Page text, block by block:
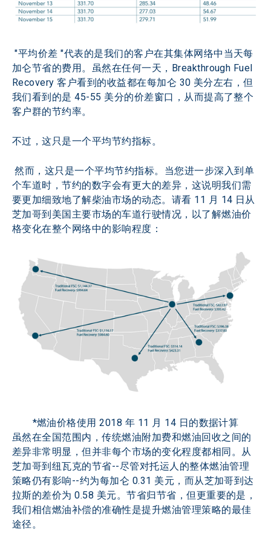
"平均价差 "代表的是我们的客户在其集体网络中当天每
加仑节省的费用。虽然在任何一天，Breakthrough Fuel
Recovery 客户看到的收益都在每加仑 30 美分左右，但
我们看到的是 45-55 美分的价差窗口，从而提高了整个
客户群的节约率。
不过，这只是一个平均节约指标。
然而，这只是一个平均节约指标。当您进一步深入到单
个车道时，节约的数字会有更大的差异，这说明我们需
要更加细致地了解柴油市场的动态。请看 11 月 14 日从
芝加哥到美国主要市场的车道行驶情况，以了解燃油价
格变化在整个网络中的影响程度：
*燃油价格使用 2018 年 11 月 14 日的数据计算
虽然在全国范围内，传统燃油附加费和燃油回收之间的
差异非常明显，但并非每个市场的变化程度都相同。从
芝加哥到纽瓦克的节省--尽管对托运人的整体燃油管理
策略仍有影响--约为每加仑 0.31 美元，而从芝加哥到达
拉斯的差价为 0.58 美元。节省归节省，但更重要的是，
我们相信燃油补偿的准确性是提升燃油管理策略的最佳
途径。